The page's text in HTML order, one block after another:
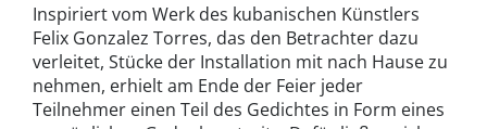
Inspiriert vom Werk des kubanischen Künstlers
Felix Gonzalez Torres, das den Betrachter dazu
verleitet, Stücke der Installation mit nach Hause zu
nehmen, erhielt am Ende der Feier jeder
Teilnehmer einen Teil des Gedichtes in Form eines